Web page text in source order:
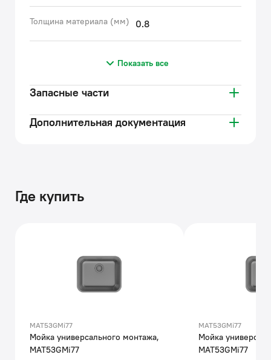
Толщина материала (мм) 0.8
Показать все
Запасные части
Дополнительная документация
Где купить
MAT53GMi77
Мойка универсального монтажа,
MAT53GMi77
MAT53GMi77
Мойка
MAT53GMi77